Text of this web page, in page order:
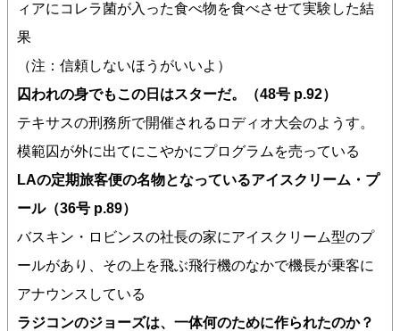
ィアにコレラ菌が入った食べ物を食べさせて実験した結
果
（注：信頼しないほうがいいよ）
囚われの身でもこの日はスターだ。（48号 p.92）
テキサスの刑務所で開催されるロディオ大会のようす。
模範囚が外に出てにこやかにプログラムを売っている
LAの定期旅客便の名物となっているアイスクリーム・プ
ール（36号 p.89）
バスキン・ロビンスの社長の家にアイスクリーム型のプ
ールがあり、その上を飛ぶ飛行機のなかで機長が乗客に
アナウンスしている
ラジコンのジョーズは、一体何のために作られたのか？